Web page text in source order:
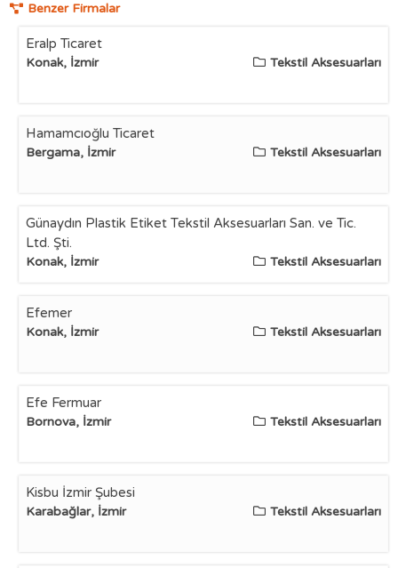
Benzer Firmalar
Eralp Ticaret
Konak, İzmir Tekstil Aksesuarları
Hamamcıoğlu Ticaret
Bergama, İzmir Tekstil Aksesuarları
Günaydın Plastik Etiket Tekstil Aksesuarları San. ve Tic.
Ltd. Şti.
Konak, İzmir Tekstil Aksesuarları
Efemer
Konak, İzmir Tekstil Aksesuarları
Efe Fermuar
Bornova, İzmir Tekstil Aksesuarları
Kisbu İzmir Şubesi
Karabağlar, İzmir Tekstil Aksesuarları